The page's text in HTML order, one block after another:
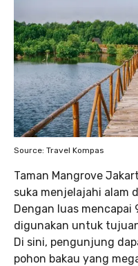
Source: Travel Kompas
Taman Mangrove
suka menjelajahi alam
Dengan luas mencapai
digunakan untuk
Di sini, pengunjung
pohon bakau yang